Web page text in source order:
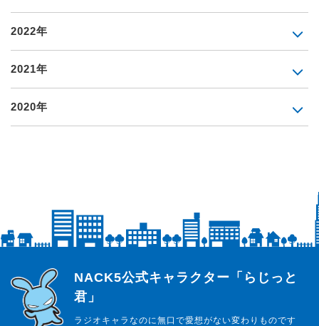
2022年
2021年
2020年
らじっと君
NACK5公式キャラクター「らじっと
君」
ラジオキャラなのに無口で愛想がない変わりものです